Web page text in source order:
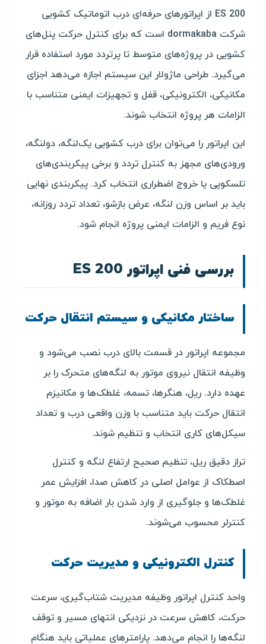
ES 200 از اپراتورهای حرفه‌ای درب اتوماتیک کشویی
شرکت dormakaba است که برای کنترل حرکت پنل‌های
کشویی در پروژه‌های متوسط تا پرتردد مورد استفاده قرار
می‌گیرد. طراحی ماژولار این سیستم اجازه می‌دهد اجزای
مکانیکی، الکترونیکی، قفل و تجهیزات ایمنی متناسب با
الزامات هر پروژه انتخاب شوند.
این اپراتور را می‌توان برای درب کشویی یک‌لنگه، دولنگه،
ورودی‌های مجهز به کنترل تردد و برخی پیکربندی‌های
تلسکوپی یا خروج اضطراری انتخاب کرد. پیکربندی نهایی
باید بر اساس وزن لنگه، عرض بازشو، تعداد تردد روزانه،
نوع فریم و الزامات ایمنی پروژه انجام شود.
بررسی فنی اپراتور ES 200
ساختار مکانیکی و سیستم انتقال حرکت
مجموعه اپراتور در قسمت بالای درب نصب می‌شود و
وظیفه انتقال نیروی موتور به لنگه‌های متحرک را بر
عهده دارد. ریل، هنگرها، تسمه، غلطک‌ها و مکانیزم
انتقال حرکت باید متناسب با وزن واقعی درب و تعداد
سیکل‌های کاری انتخاب و تنظیم شوند.
تراز دقیق ریل، تنظیم صحیح ارتفاع لنگه و کنترل
اصطکاک از عوامل اصلی در کاهش صدا، افزایش عمر
غلطک‌ها و جلوگیری از وارد شدن بار اضافه به موتور و
کنترلر محسوب می‌شوند.
کنترل الکترونیکی و مدیریت حرکت
واحد کنترل اپراتور وظیفه مدیریت شتاب‌گیری، سرعت
حرکت، کاهش سرعت در نزدیکی انتهای مسیر و توقف
لنگه‌ها را انجام می‌دهد. پارامترهای عملیاتی باید هنگام